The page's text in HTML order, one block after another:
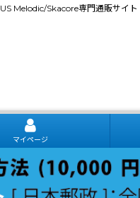
US Melodic/Skacore専門通販サイ
マイページ